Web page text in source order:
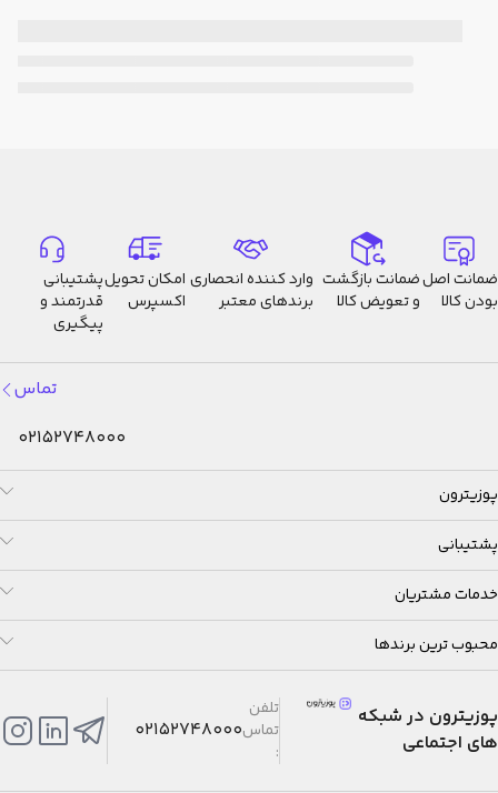
ضمانت اصل
بودن کالا
ضمانت بازگشت
و تعویض کالا
وارد کننده انحصاری
برندهای معتبر
امکان تحویل
اکسپرس
پشتیبانی
قدرتمند و
پیگیری
تماس
02152748000
پوزیترون
پشتیبانی
خدمات مشتریان
محبوب ترین برندها
پوزیترون در شبکه
های اجتماعی
تلفن
تماس
:
02152748000